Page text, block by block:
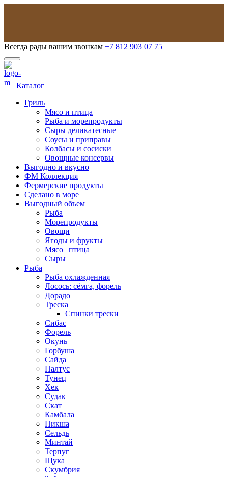
Всегда рады вашим звонкам +7 812 903 07 75
Каталог
Гриль
Мясо и птица
Рыба и морепродукты
Сыры деликатесные
Соусы и приправы
Колбасы и сосиски
Овощные консервы
Выгодно и вкусно
ФМ Коллекция
Фермерские продукты
Сделано в море
Выгодный объем
Рыба
Морепродукты
Овощи
Ягоды и фрукты
Мясо | птица
Сыры
Рыба
Рыба охлажденная
Лосось: сёмга, форель
Дорадо
Треска
Спинки трески
Сибас
Форель
Окунь
Горбуша
Сайда
Палтус
Тунец
Хек
Судак
Скат
Камбала
Пикша
Сельдь
Минтай
Терпуг
Щука
Скумбрия